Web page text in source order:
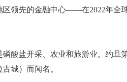
领先的金融中心——在2022年全
酸盐开采、农业和旅游业。约
城）而闻名。